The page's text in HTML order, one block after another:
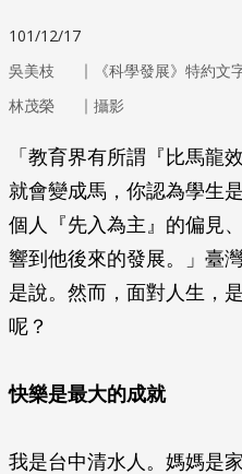
101/12/17
吳美枝 ｜
《科學發展》特約文
林茂榮
｜ 攝影
「教育界有所謂『比馬龍
就會變成馬，你認為學生
個人『先入為主』的偏見
響到他後來的發展。」臺
是說。然而，面對人生，
呢？
快樂是最大的成就
我是台中清水人。媽媽是